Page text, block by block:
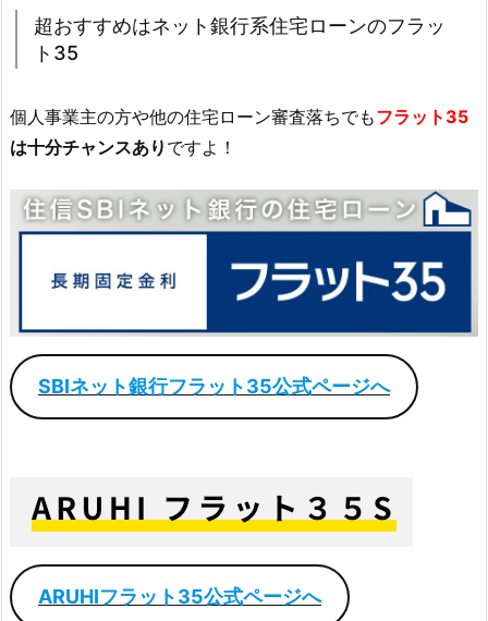
超おすすめはネット銀行系住宅ローンのフラッ
ト35
個人事業主の方や他の住宅ローン審査落ちでもフラット35
は十分チャンスあり ですよ！
SBIネット銀行フラット35公式ページへ
ARUHIフラット35公式ページへ